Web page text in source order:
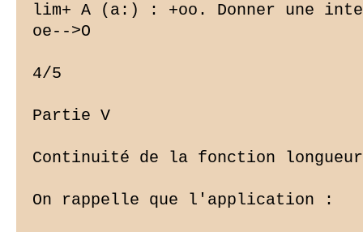
lim+ A (a:) : +oo. Donner une
oe-->O
4/5
Partie V
Continuité de la fonction longueur
On rappelle que l'application :